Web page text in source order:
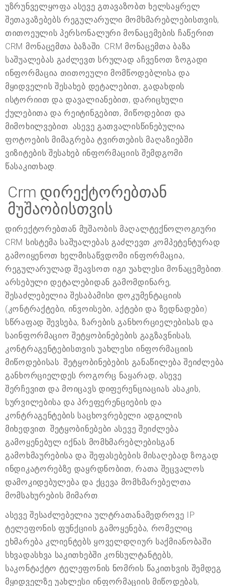
უზრუნველყოფა ასევე გთავაზობთ ხელსაყრელ
შეთავაზებებს რეგულარული მომხმარებლებისთვის,
თითოეულის პერსონალური მონაცემების ჩაწერით
CRM მონაცემთა ბაზაში. CRM მონაცემთა ბაზა
საშუალებას გაძლევთ სრულად აჩვენოთ ზოგადი
ინფორმაცია თითოეული მომწოდებლისა და
მყიდველის შესახებ დეტალებით, გადახდის
ისტორიით და დავალიანებით, დარიცხული
ქულებითა და რეიტინგებით, მიწოდებით და
მიმოხილვებით. ასევე გათვალისწინებულია
ფოტოების მიმაგრება ტვირთების მაღაზიებში
ვიზიტების შესახებ ინფორმაციის შემდგომი
წასაკითხად.
Crm დირექტორებთან
მუშაობისთვის
დირექტორებთან მუშაობის მაღალტექნოლოგიური
CRM სისტემა საშუალებას გაძლევთ კომპეტენტურად
გამოიყენოთ ხელმისაწვდომი ინფორმაცია,
რეგულარულად შეავსოთ იგი უახლესი მონაცემებით.
არსებული დეტალებიდან გამომდინარე,
შესაძლებელია შესაბამისი დოკუმენტაციის
(კონტრაქტები, ინვოისები, აქტები და ზედნადები)
სწრაფად შევსება, ზარების განხორციელებისას და
საინფორმაციო შეტყობინებების გაგზავნისას,
კონტრაგენტებისთვის უახლესი ინფორმაციის
მიწოდებისას. შეტყობინებების განაწილება შეიძლება
განხორციელდეს როგორც ნაყარად, ასევე
შერჩევით და მოიცავს დიფერენციაციას ასაკის,
სურვილებისა და პრეფერენციების და
კონტრაგენტების საცხოვრებელი ადგილის
მიხედვით. შეტყობინებები ასევე შეიძლება
გამოყენებულ იქნას მომხმარებლებისგან
გამოხმაურებისა და შეფასებების მისაღებად ზოგად
ინდიკატორებზე დაყრდნობით, რათა შეცვალოს
დამოკიდებულება და ქცევა მომხმარებელთა
მომსახურების მიმართ.
ასევე შესაძლებელია ულტრათანამედროვე IP
ტელეფონის ფუნქციის გამოყენება, რომელიც
ეხმარება კლიენტებს ყოველდღიურ საქმიანობაში
სხვადასხვა საკითხებში კონსულტანტებს,
საკონტაქტო ტელეფონის ნომრის წაკითხვის შემდეგ
მყიდველზე უახლესი ინფორმაციის მიწოდებას,